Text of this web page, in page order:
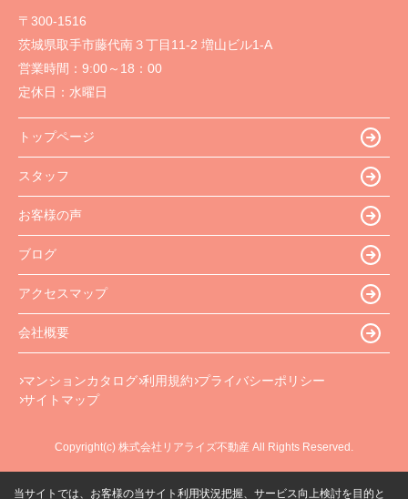
〒300-1516
茨城県取手市藤代南３丁目11-2 増山ビル1-A
営業時間： 9:00～18：00
定休日： 水曜日
トップページ
スタッフ
お客様の声
ブログ
アクセスマップ
会社概要
マンションカタログ 利用規約 プライバシーポリシー
サイトマップ
Copyright(c) 株式会社リアライズ不動産 All Rights Reserved.
当サイトでは、お客様の当サイト利用状況把握、サービス向上検討を目的と